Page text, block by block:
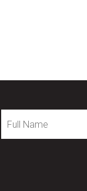
Name